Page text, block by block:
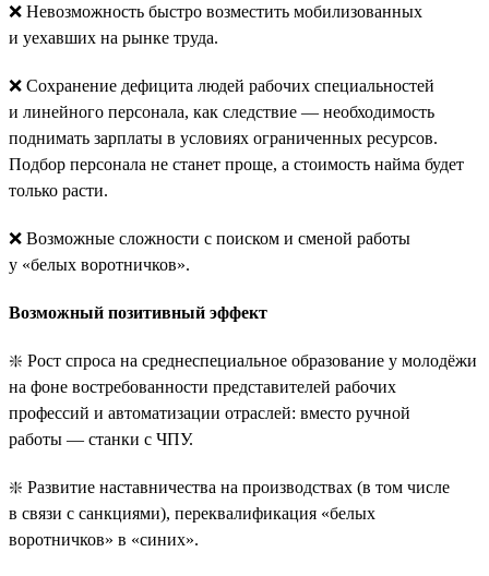
❌ Невозможность быстро возместить мобилизованных
и уехавших на рынке труда.
❌ Сохранение дефицита людей рабочих специальностей
и линейного персонала, как следствие — необходимость
поднимать зарплаты в условиях ограниченных ресурсов.
Подбор персонала не станет проще, а стоимость найма будет
только расти.
❌ Возможные сложности с поиском и сменой работы
у «белых воротничков».
Возможный позитивный эффект
❇️ Рост спроса на среднеспециальное образование у молодёжи
на фоне востребованности представителей рабочих
профессий и автоматизации отраслей: вместо ручной
работы — станки с ЧПУ.
❇️ Развитие наставничества на производствах (в том числе
в связи с санкциями), переквалификация «белых
воротничков» в «синих».